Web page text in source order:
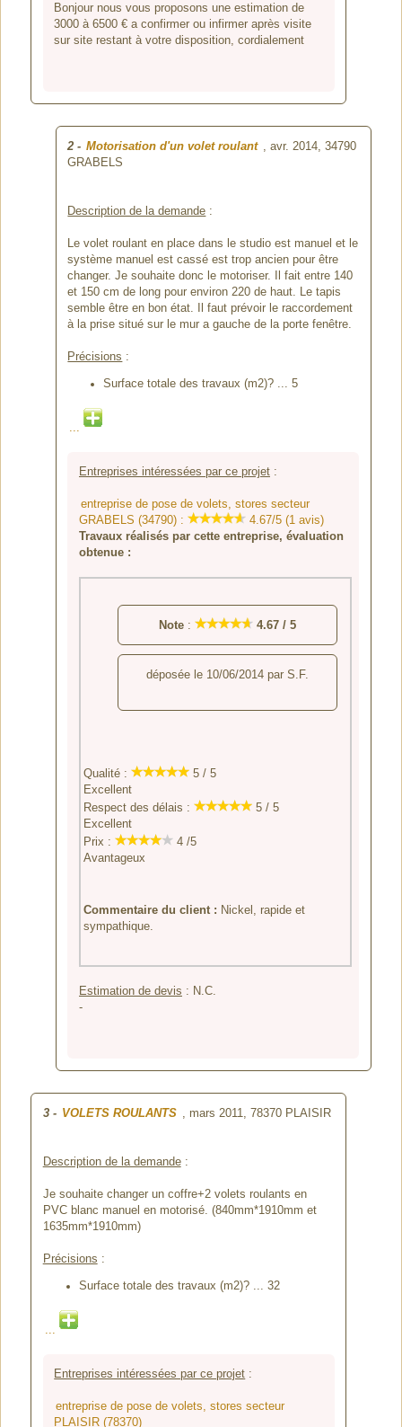
Bonjour nous vous proposons une estimation de
3000 à 6500 € a confirmer ou infirmer après visite
sur site restant à votre disposition, cordialement
2 - Motorisation d'un volet roulant , avr. 2014,34790
GRABELS
Description de la demande :
Le volet roulant en place dans le studio est manuel et le
système manuel est cassé est trop ancien pour être
changer. Je souhaite donc le motoriser. Il fait entre 140
et 150 cm de long pour environ 220 de haut. Le tapis
semble être en bon état. Il faut prévoir le raccordement
à la prise situé sur le mur a gauche de la porte fenêtre.
Précisions :
Surface totale des travaux (m2)? ... 5
...
Entreprises intéressées par ce projet:
entreprise de pose de volets, stores secteur
GRABELS (34790) :
4.67/5 (1 avis)
Travaux réalisés par cette entreprise, évaluation
obtenue :
Note: 4.67/ 5
déposée le 10/06/2014par S.F.
Qualité :
5 / 5
Excellent
Respect des délais :
5 / 5
Excellent
Prix :
4 /5
Avantageux
Commentaire du client : Nickel, rapide et
sympathique.
Estimation de devis : N.C.
-
3- VOLETS ROULANTS , mars 2011, 78370 PLAISIR
Description de la demande:
Je souhaite changer un coffre+2 volets roulants en
PVC blanc manuel en motorisé. (840mm*1910mm et
1635mm*1910mm)
Précisions :
Surface totale des travaux (m2)? ... 32
...
Entreprises intéressées par ce projet :
entreprise de pose de volets, stores secteur
PLAISIR (78370)